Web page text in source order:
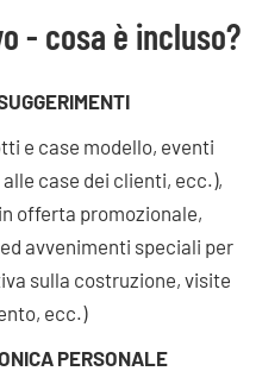
- cosa è incluso?
e case modello, eventi
case dei clienti, ecc.),
offerta promozionale,
avvenimenti speciali per
sulla costruzione, visite
ecc.)
PERSONALE